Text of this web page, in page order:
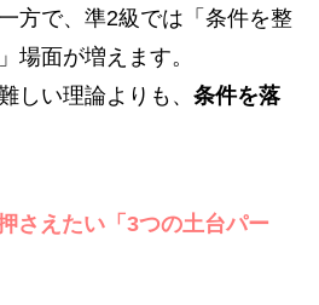
方で、準2級では「条件を整
場面が増えます。
しい理論よりも、 条件を落
さえたい「3つの土台パー